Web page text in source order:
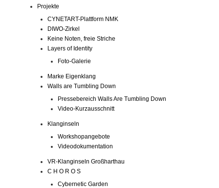
Projekte
CYNETART-Plattform NMK
DIWO-Zirkel
Keine Noten, freie Striche
Layers of Identity
Foto-Galerie
Marke Eigenklang
Walls are Tumbling Down
Pressebereich Walls Are Tumbling Down
Video-Kurzausschnitt
Klanginseln
Workshopangebote
Videodokumentation
VR-Klanginseln Großharthau
C H O R O S
Cybernetic Garden